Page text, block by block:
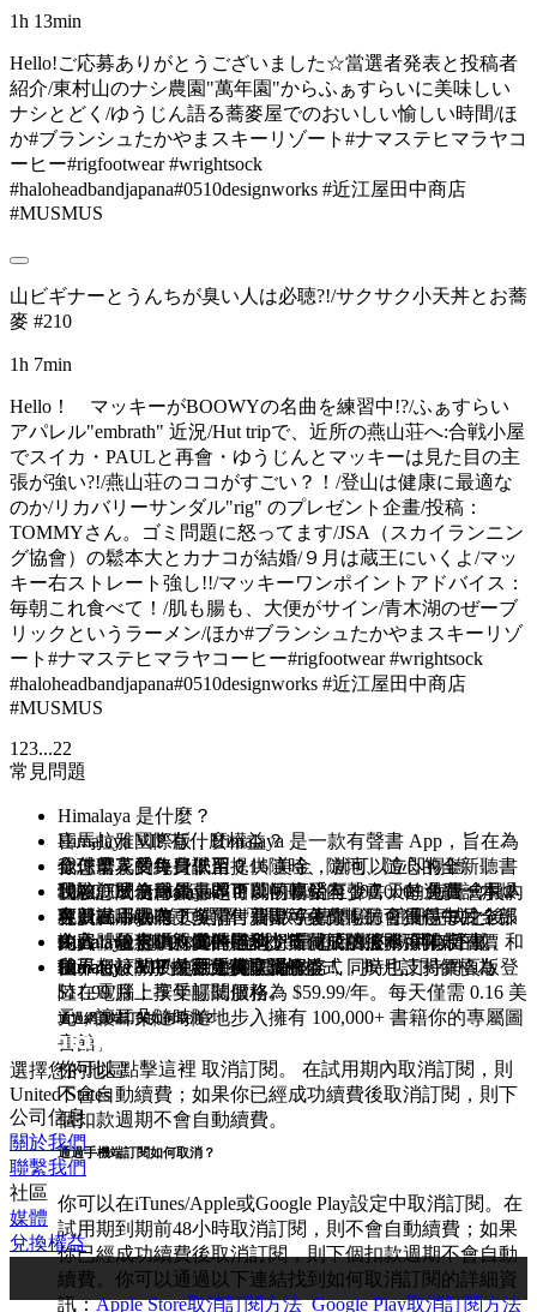
1h 13min
Hello!ご応募ありがとうございました☆當選者発表と投稿者
紹介/東村山のナシ農園"萬年園"からふぁすらいに美味しい
ナシとどく/ゆうじん語る蕎麥屋でのおいしい愉しい時間/ほ
か#ブランシュたかやまスキーリゾート#ナマステヒマラヤコ
ーヒー#rigfootwear #wrightsock
#haloheadbandjapana#0510designworks #近江屋田中商店
#MUSMUS
山ビギナーとうんちが臭い人は必聴?!/サクサク小天丼とお蕎
麥 #210
1h 7min
Hello！ マッキーがBOOWYの名曲を練習中!?/ふぁすらい
アパレル"embrath" 近況/Hut tripで、近所の燕山荘へ:合戦小屋
でスイカ・PAULと再會・ゆうじんとマッキーは見た目の主
張が強い?!/燕山荘のココがすごい？！/登山は健康に最適な
のか/リカバリーサンダル"rig" のプレゼント企畫/投稿：
TOMMYさん。ゴミ問題に怒ってます/JSA（スカイランニン
グ協會）の鬆本大とカナコが結婚/９月は蔵王にいくよ/マッ
キー右ストレート強し!!/マッキーワンポイントアドバイス：
毎朝これ食べて！/肌も腸も、大便がサイン/青木湖のぜーブ
リックというラーメン/ほか#ブランシュたかやまスキーリゾ
ート#ナマステヒマラヤコーヒー#rigfootwear #wrightsock
#haloheadbandjapana#0510designworks #近江屋田中商店
#MUSMUS
1 23...22
常見問題
Himalaya 是什麼？
喜馬拉雅國際版，Himalaya 是一款有聲書 App，旨在為
全球華人的終身學習提供隨時、隨地、隨心的全新聽書
體驗。成為會員，即可以暢聽站內 100,000+ 海量會員內
容。
Himalaya VIP 有什麼權益？
你僅需花費每日低至 0.16 美金，就可以立即暢聽
100,000+ 全球銷量超百萬的暢銷有聲書，每週聽一本爆
款新書，還有更多預售新書等著你！另可獲得每月 5 張
免費體驗卡贈親友的福利，等同於贈送 1 張年卡的價
值。
我怎麼享受免費試用？
現在訂閱 Himalaya VIP 即可享受至少 7 天的免費試用！
免費試用期內，無需付費即可免費暢聽會員包中的全部
內容，包含 100,000+ 全球銷量超百萬的暢銷有聲書，和
世界名校教授的原聲英文課程。
我該怎麼使用優惠碼？
在 Himalaya 首⻚選擇「開啟免費體驗」註冊完成之後,
輸入「優惠碼」選擇申請，支付成功後即可開啟
Himalaya VIP 內容免費暢聽權益！
可以在哪收聽？
Himalaya 提供你隨時隨地想听就听的服務, 可以下載
Himalaya APP 使用手機享受服務，同時也支持網頁版登
陸在電腦上享受暢聽服務。
Himalaya VIP 的價格是多少？
Himalaya VIP 採用連續訂閱的模式，按月訂閱價格為
$11.99/月；按年訂閱價格為 $59.99/年。每天僅需 0.16 美
元，讓耳朵隨時隨地步入擁有 100,000+ 書籍你的專屬圖
書館。
我不想訂閱了，要如何取消？
通過網頁端訂閱如何取消？
你可以 點擊這裡 取消訂閱。 在試用期內取消訂閱，則
不會自動續費；如果你已經成功續費後取消訂閱，則下
個扣款週期不會自動續費。
通過手機端訂閱如何取消？
你可以在iTunes/Apple或Google Play設定中取消訂閱。在
試用期到期前48小時取消訂閱，則不會自動續費；如果
你已經成功續費後取消訂閱，則下個扣款週期不會自動
續費。你可以通過以下連結找到如何取消訂閱的詳細資
訊：Apple Store取消訂閱方法 Google Play取消訂閱方法
選擇您的地區
United States
公司信息
關於我們
聯繫我們
社區
媒體
兌換權益